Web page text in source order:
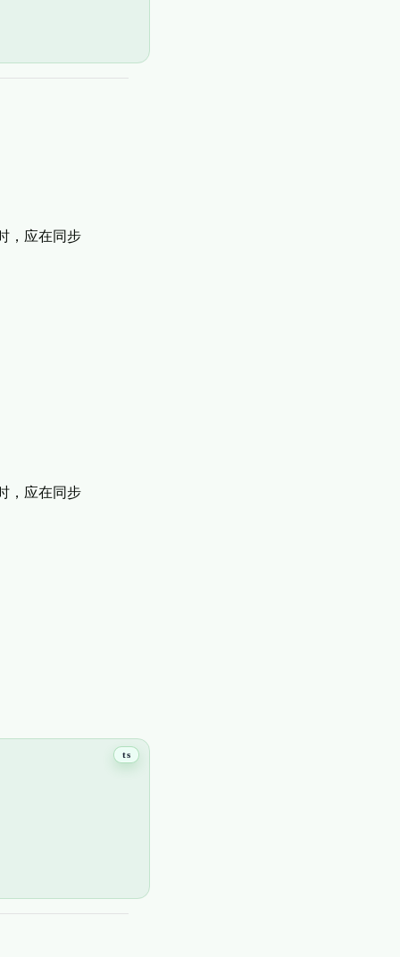
，应在同步
，应在同步
ts